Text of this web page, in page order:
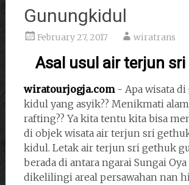
Gunungkidul
February 27, 2017 wiratrans
Asal usul air terjun
wiratourjogja.com- Apa wisata di
kidul yang asyik?? Menikmati
rafting?? Ya kita tentu kita bisa
di objek wisata air terjun sri
kidul. Letak air terjun sri gethuk
berada di antara ngarai Sungai Oya
dikelilingi areal persawahan nan